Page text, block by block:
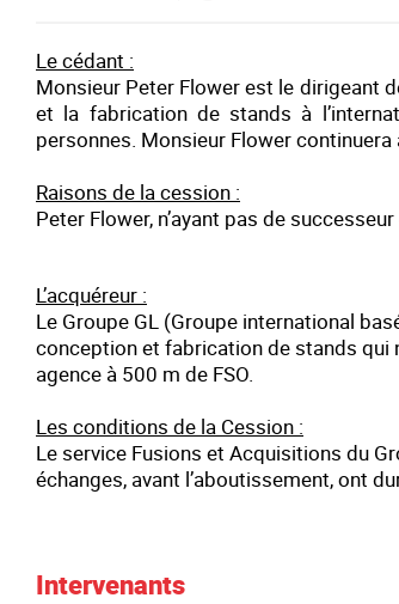
Le cédant :
Monsieur Peter Flower est le dirigeant
et la fabrication de stands à
personnes. Monsieur Flower
Raisons de la cession :
Peter Flower, n’ayant pas de
L’acquéreur :
Le Groupe GL (Groupe international
conception et fabrication de stands qui
agence à 500 m de FSO.
Les conditions de la Cession :
Le service Fusions et Acquisitions du
échanges, avant l’aboutissement, ont
Intervenants